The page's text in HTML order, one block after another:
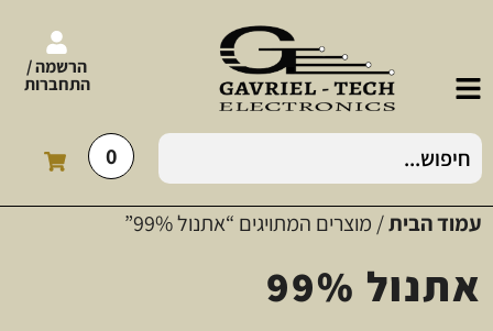
הרשמה /
התחברות
0
עמוד הבית/ מוצרים המתויגים “אתנול 99%”
אתנול 99%